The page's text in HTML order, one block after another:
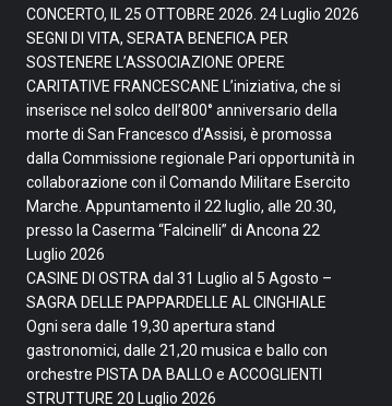
CONCERTO, IL 25 OTTOBRE 2026. 24 Luglio 2026
SEGNI DI VITA, SERATA BENEFICA PER
SOSTENERE L’ASSOCIAZIONE OPERE
CARITATIVE FRANCESCANE L’iniziativa, che si
inserisce nel solco dell’800° anniversario della
morte di San Francesco d’Assisi, è promossa
dalla Commissione regionale Pari opportunità in
collaborazione con il Comando Militare Esercito
Marche. Appuntamento il 22 luglio, alle 20.30,
presso la Caserma “Falcinelli” di Ancona 22
Luglio 2026
CASINE DI OSTRA dal 31 Luglio al 5 Agosto –
SAGRA DELLE PAPPARDELLE AL CINGHIALE
Ogni sera dalle 19,30 apertura stand
gastronomici, dalle 21,20 musica e ballo con
orchestre PISTA DA BALLO e ACCOGLIENTI
STRUTTURE 20 Luglio 2026